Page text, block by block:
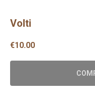
Volti
€10.00